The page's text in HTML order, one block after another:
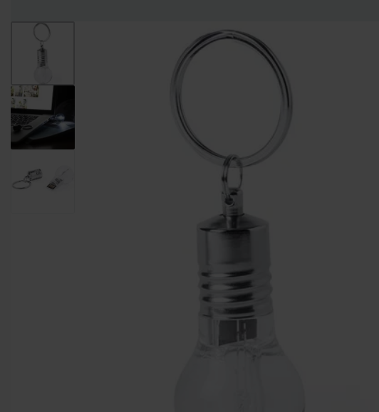
Leer Más!
Entregas Inmediatas Para Impresión de Pedidos al detalle en GAM!
HOMBRES
CAMISETAS
REDONDO
CAMISETAS
CAMISETAS DE
TIRANTES
TIRANTES